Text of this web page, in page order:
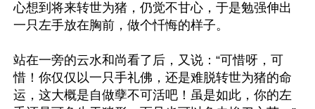
心想到将来转世为猪，仍觉不甘心，于是勉强伸出
一只左手放在胸前，做个忏悔的样子。
站在一旁的云水和尚看了后，又说：“可惜呀，可
惜！你仅仅以一只手礼佛，还是难脱转世为猪的命
运，这大概是自做孽不可活吧！虽是如此，你的左